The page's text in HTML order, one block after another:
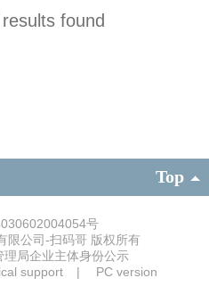
found
Top
号
限公司-扫码哥 版权所有
support | PC version